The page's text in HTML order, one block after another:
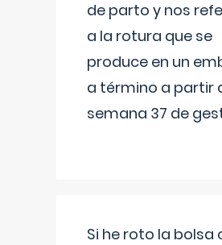
de parto y nos
a la rotura que se
produce en un
a término a partir
semana 37 de
Si he roto la bolsa